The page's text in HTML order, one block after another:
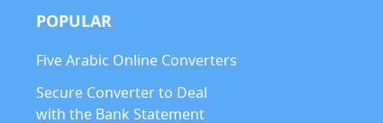
POPULAR
Five Arabic Online Converters
Secure Converter to Deal
with the Bank Statement